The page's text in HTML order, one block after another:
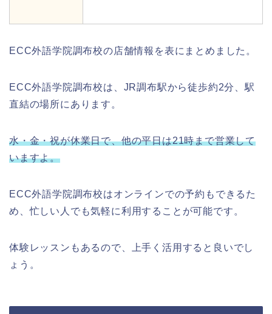
ECC外語学院調布校の店舗情報を表にまとめました。
ECC外語学院調布校は、JR調布駅から徒歩約2分、駅
直結の場所にあります。
水・金・祝が休業日で、他の平日は21時まで営業して
いますよ。
ECC外語学院調布校はオンラインでの予約もできるた
め、忙しい人でも気軽に利用することが可能です。
体験レッスンもあるので、上手く活用すると良いでし
ょう。